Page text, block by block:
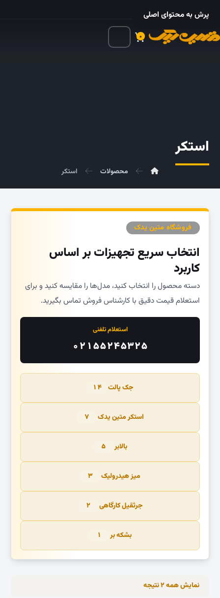
۰۲۱ – ۵۵۲۴ ۵۳۲۵
۰
پرش به محتوای اصلی
استکر
محصولات استکر
فروشگاه متین یدک
انتخاب سریع تجهیزات بر اساس
کاربرد
دسته محصول را انتخاب کنید، مدل‌ها را مقایسه کنید و برای
استعلام قیمت دقیق با کارشناس فروش تماس بگیرید.
استعلام تلفنی
۰۲۱۵۵۲۴۵۳۲۵
جک پالت ۱۴
استکر متین یدک ۷
بالابر ۵
میز هیدرولیک ۳
جرثقیل کارگاهی ۲
بشکه بر ۱
نمایش همه ۲ نتیجه